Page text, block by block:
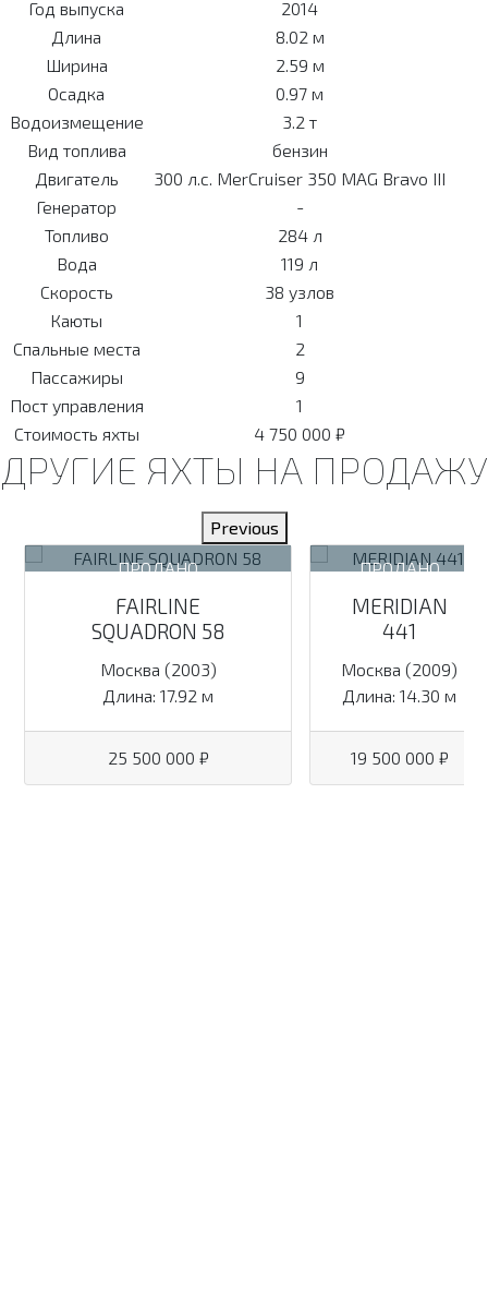
Год выпуска
2014
Длина
8.02 м
Ширина
2.59 м
Осадка
0.97 м
Водоизмещение
3.2 т
Вид топлива
бензин
Двигатель
300 л.с. MerCruiser 350 MAG Bravo III
Генератор
-
Топливо
284 л
Вода
119 л
Скорость
38 узлов
Каюты
1
Спальные места
2
Пассажиры
9
Пост управления
1
Стоимость яхты
4 750 000 ₽
ДРУГИЕ ЯХТЫ НА ПРОДАЖУ
Previous
FAIRLINE
SQUADRON 58
Москва (2003)
Длина: 17.92 м
25 500 000 ₽
MERIDIAN
441
Москва (2009)
Длина: 14.30 м
19 500 000 ₽